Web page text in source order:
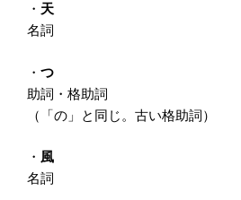
・ 天
名詞
・ つ
助詞・格助詞
（「の」と同じ。古い格助詞）
・ 風
名詞